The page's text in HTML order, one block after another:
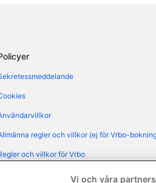
regler och villkor (ej för Vrbo-
och villkor för Vrbo
Tillgänglighetsanpassning
Vi och våra